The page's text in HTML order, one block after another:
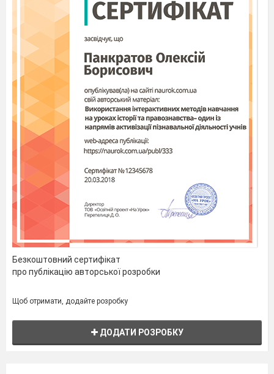
Безкоштовний сертифікат
про публікацію авторської розробки
Щоб отримати, додайте розробку
ДОДАТИ РОЗРОБКУ